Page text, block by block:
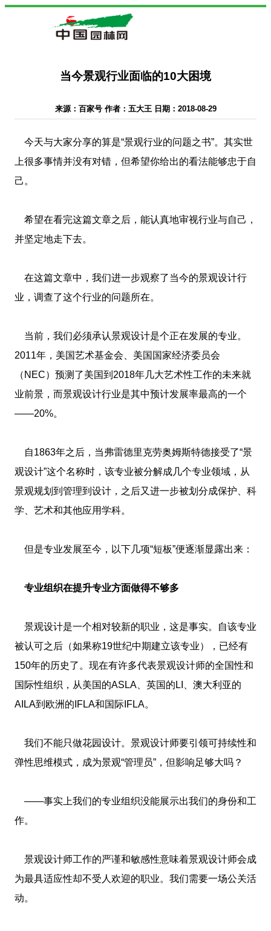
当今景观行业面临的10大困境
来源：百家号 作者：五大王 日期：2018-08-29
今天与大家分享的算是“景观行业的问题之书”。其实世
上很多事情并没有对错，但希望你给出的看法能够忠于自
己。
希望在看完这篇文章之后，能认真地审视行业与自己，
并坚定地走下去。
在这篇文章中，我们进一步观察了当今的景观设计行
业，调查了这个行业的问题所在。
当前，我们必须承认景观设计是个正在发展的专业。
2011年，美国艺术基金会、美国国家经济委员会
（NEC）预测了美国到2018年几大艺术性工作的未来就
业前景，而景观设计行业是其中预计发展率最高的一个
——20%。
自1863年之后，当弗雷德里克劳奥姆斯特德接受了“景
观设计”这个名称时，该专业被分解成几个专业领域，从
景观规划到管理到设计，之后又进一步被划分成保护、科
学、艺术和其他应用学科。
但是专业发展至今，以下几项“短板”便逐渐显露出来：
专业组织在提升专业方面做得不够多
景观设计是一个相对较新的职业，这是事实。自该专业
被认可之后（如果称19世纪中期建立该专业），已经有
150年的历史了。现在有许多代表景观设计师的全国性和
国际性组织，从美国的ASLA、英国的LI、澳大利亚的
AILA到欧洲的IFLA和国际IFLA。
我们不能只做花园设计。景观设计师要引领可持续性和
弹性思维模式，成为景观“管理员”，但影响足够大吗？
——事实上我们的专业组织没能展示出我们的身份和工
作。
景观设计师工作的严谨和敏感性意味着景观设计师会成
为最具适应性却不受人欢迎的职业。我们需要一场公关活
动。